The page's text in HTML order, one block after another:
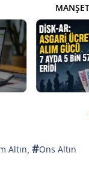
Altın, #Ons Altın